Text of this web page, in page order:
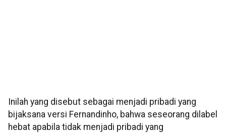
Inilah yang disebut sebagai menjadi pribadi yang
bijaksana versi Fernandinho, bahwa seseorang dilabel
hebat apabila tidak menjadi pribadi yang